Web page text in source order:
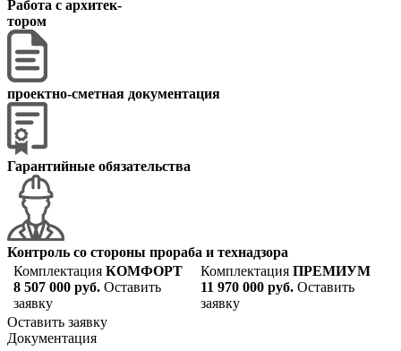
Работа с архитек-
тором
проектно-сметная документация
Гарантийные обязательства
Контроль со стороны прораба и технадзора
Комплектация КОМФОРТ
8 507 000 руб. Оставить
заявку
Комплектация ПРЕМИУМ
11 970 000 руб. Оставить
заявку
Оставить заявку
Документация